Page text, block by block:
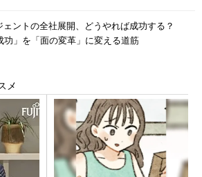
ェントの全社展開、どうやれば成功する？
功」を「面の変革」に変える道筋
メ